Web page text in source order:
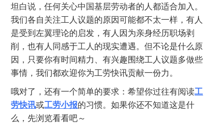
坦白说，任何关心中国基层劳动者的人都适合加入。
我们各自关注工人议题的原因可能都不太一样，有人
是受到左翼理论的启发，有人因为亲身经历职场剥
削，也有人同感于工人的现实遭遇。但不论是什么原
因，只要你有时间精力、有兴趣围绕工人议题多做些
事情，我们都欢迎你为工劳快讯贡献一份力。
哦对了，还有一个简单的要求：希望你过往有阅读工
劳快讯或工劳小报的习惯。如果你还不知道这是什
么，先浏览看看吧～